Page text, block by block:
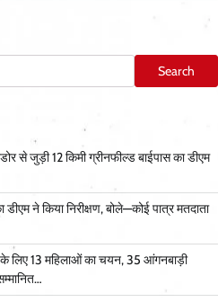
Search
से जुड़ी 12 किमी ग्रीनफील्ड बाईपास का डीएम
ने किया निरीक्षण, बोले—कोई पात्र मतदाता
के लिए 13 महिलाओं का चयन, 35 आंगनबाड़ी